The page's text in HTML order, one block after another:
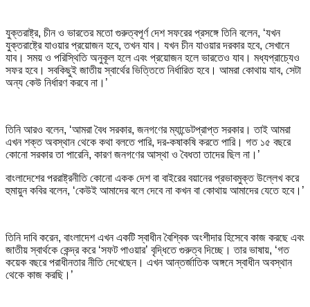
যুক্তরাষ্ট্র, চীন ও ভারতের মতো গুরুত্বপূর্ণ দেশ সফরের প্রসঙ্গে তিনি বলেন, ‘যখন
যুক্তরাষ্ট্রে যাওয়ার প্রয়োজন হবে, তখন যাব। যখন চীন যাওয়ার দরকার হবে, সেখানে
যাব। সময় ও পরিস্থিতি অনুকূল হলে এবং প্রয়োজন হলে ভারতেও যাব। মধ্যপ্রাচ্যেও
সফর হবে। সবকিছুই জাতীয় স্বার্থের ভিত্তিতে নির্ধারিত হবে। আমরা কোথায় যাব, সেটা
অন্য কেউ নির্ধারণ করবে না।’
তিনি আরও বলেন, ‘আমরা বৈধ সরকার, জনগণের ম্যান্ডেটপ্রাপ্ত সরকার। তাই আমরা
এখন শক্ত অবস্থান থেকে কথা বলতে পারি, দর-কষাকষি করতে পারি। গত ১৫ বছরে
কোনো সরকার তা পারেনি, কারণ জনগণের আস্থা ও বৈধতা তাদের ছিল না।’
বাংলাদেশের পররাষ্ট্রনীতি কোনো একক দেশ বা বাইরের বয়ানের প্রভাবমুক্ত উল্লেখ করে
হুমায়ুন কবির বলেন, ‘কেউই আমাদের বলে দেবে না কখন বা কোথায় আমাদের যেতে হবে।’
তিনি দাবি করেন, বাংলাদেশ এখন একটি স্বাধীন বৈশ্বিক অংশীদার হিসেবে কাজ করছে এবং
জাতীয় স্বার্থকে কেন্দ্র করে ‘সফট পাওয়ার’ বৃদ্ধিতে গুরুত্ব দিচ্ছে। তার ভাষায়, ‘গত
কয়েক বছরে পরাধীনতার নীতি দেখেছেন। এখন আন্তর্জাতিক অঙ্গনে স্বাধীন অবস্থান
থেকে কাজ করছি।’